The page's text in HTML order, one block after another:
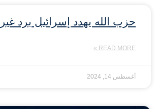
حزب الله يهدد إسرائيل برد
READ MORE »
أغسطس 14, 2024